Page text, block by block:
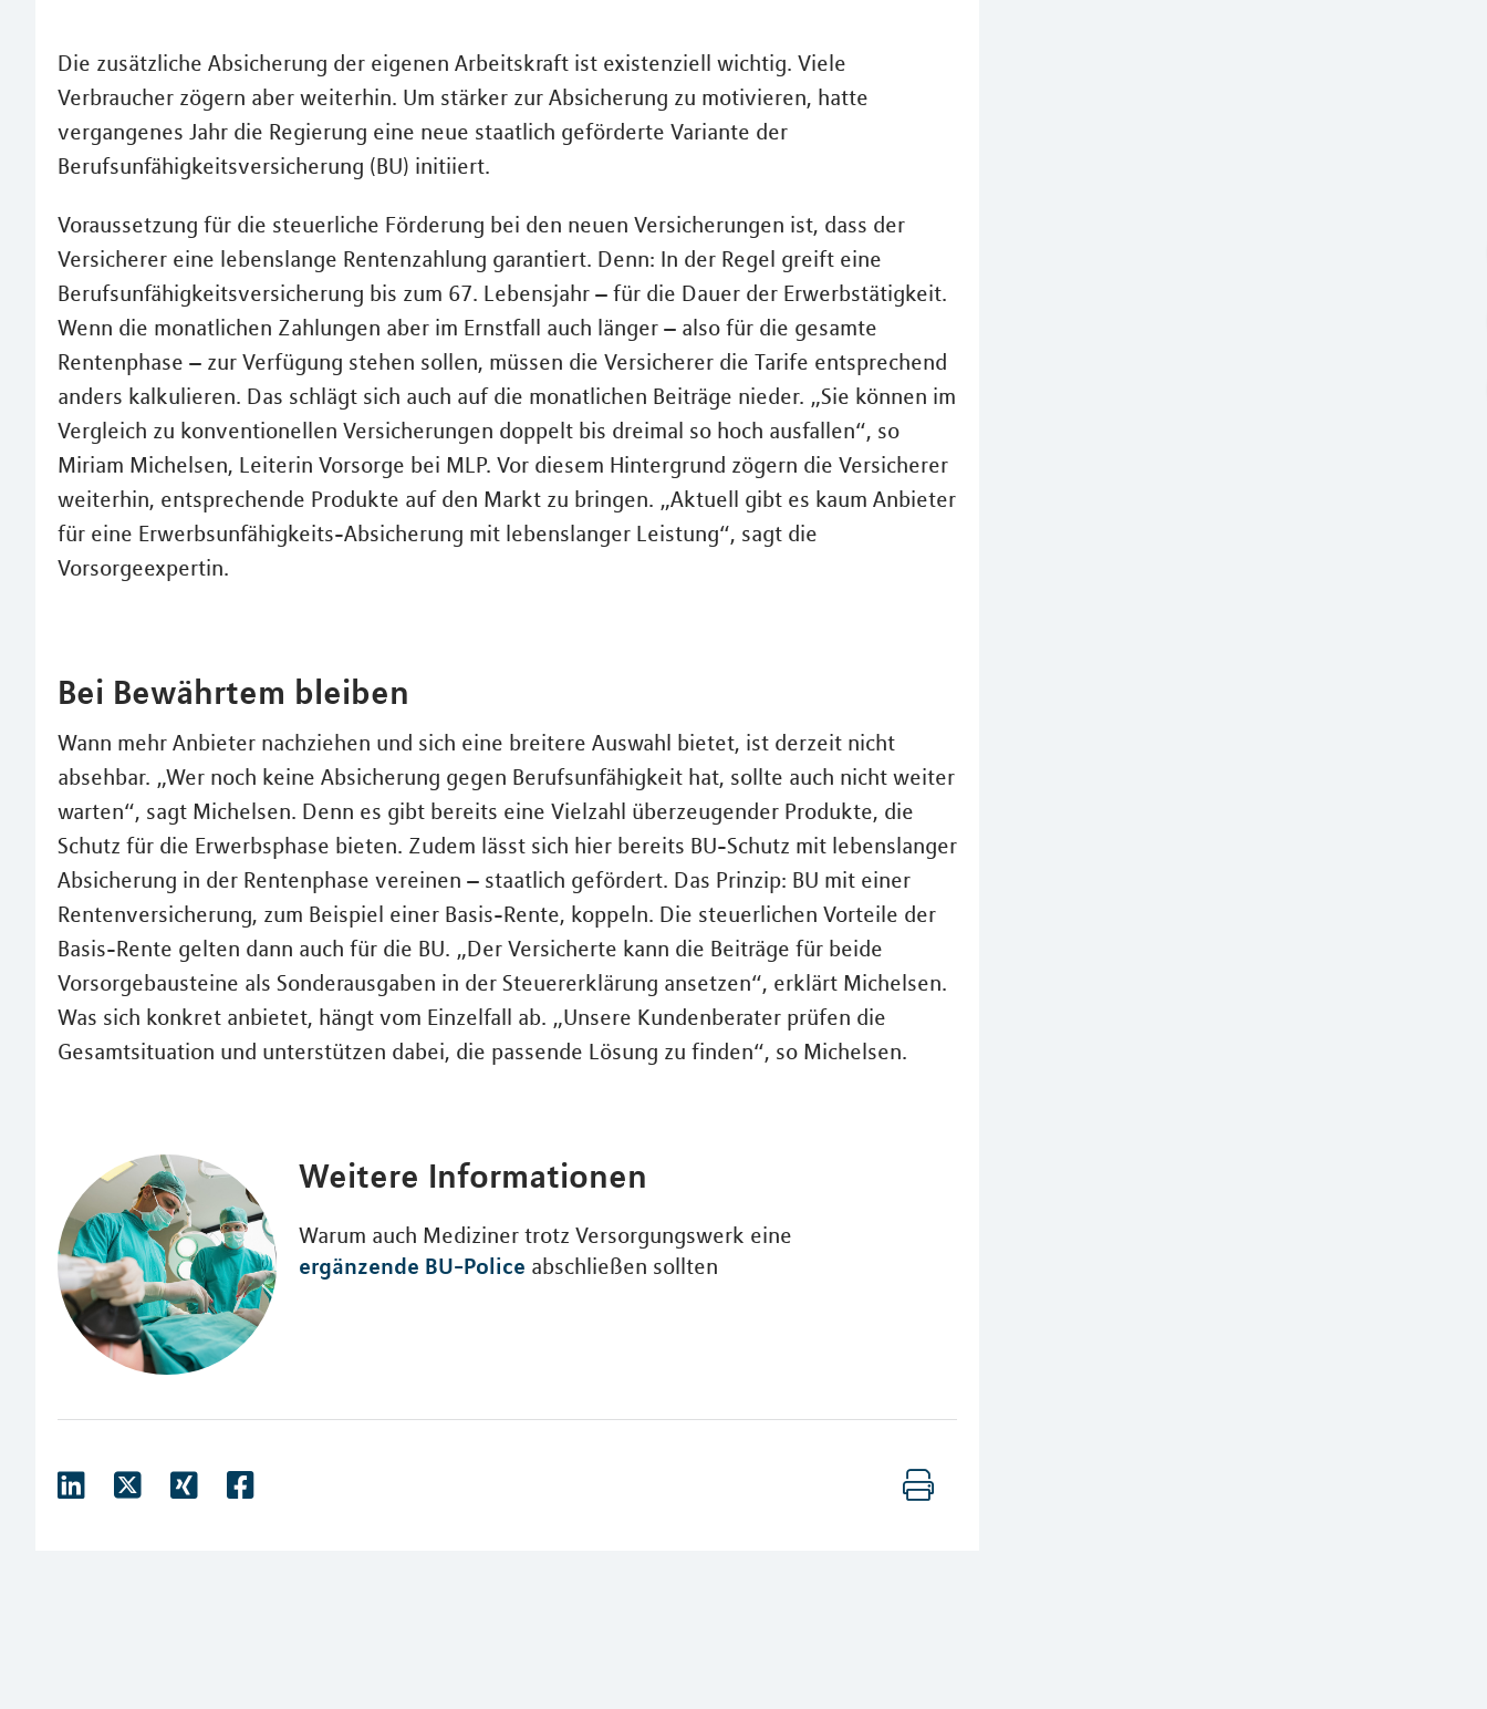
Die zusätzliche Absicherung der eigenen Arbeitskraft ist existenziell wichtig. Viele
Verbraucher zögern aber weiterhin. Um stärker zur Absicherung zu motivieren, hatte
vergangenes Jahr die Regierung eine neue staatlich geförderte Variante der
Berufsunfähigkeitsversicherung (BU) initiiert.
Voraussetzung für die steuerliche Förderung bei den neuen Versicherungen ist, dass der
Versicherer eine lebenslange Rentenzahlung garantiert. Denn: In der Regel greift eine
Berufsunfähigkeitsversicherung bis zum 67. Lebensjahr – für die Dauer der Erwerbstätigkeit.
Wenn die monatlichen Zahlungen aber im Ernstfall auch länger – also für die gesamte
Rentenphase – zur Verfügung stehen sollen, müssen die Versicherer die Tarife entsprechend
anders kalkulieren. Das schlägt sich auch auf die monatlichen Beiträge nieder. „Sie können im
Vergleich zu konventionellen Versicherungen doppelt bis dreimal so hoch ausfallen“, so
Miriam Michelsen, Leiterin Vorsorge bei MLP. Vor diesem Hintergrund zögern die Versicherer
weiterhin, entsprechende Produkte auf den Markt zu bringen. „Aktuell gibt es kaum Anbieter
für eine Erwerbsunfähigkeits-Absicherung mit lebenslanger Leistung“, sagt die
Vorsorgeexpertin.
Bei Bewährtem bleiben
Wann mehr Anbieter nachziehen und sich eine breitere Auswahl bietet, ist derzeit nicht
absehbar. „Wer noch keine Absicherung gegen Berufsunfähigkeit hat, sollte auch nicht weiter
warten“, sagt Michelsen. Denn es gibt bereits eine Vielzahl überzeugender Produkte, die
Schutz für die Erwerbsphase bieten. Zudem lässt sich hier bereits BU-Schutz mit lebenslanger
Absicherung in der Rentenphase vereinen – staatlich gefördert. Das Prinzip: BU mit einer
Rentenversicherung, zum Beispiel einer Basis-Rente, koppeln. Die steuerlichen Vorteile der
Basis-Rente gelten dann auch für die BU. „Der Versicherte kann die Beiträge für beide
Vorsorgebausteine als Sonderausgaben in der Steuererklärung ansetzen“, erklärt Michelsen.
Was sich konkret anbietet, hängt vom Einzelfall ab. „Unsere Kundenberater prüfen die
Gesamtsituation und unterstützen dabei, die passende Lösung zu finden“, so Michelsen.
Weitere Informationen
Warum auch Mediziner trotz Versorgungswerk eine
ergänzende BU-Police abschließen sollten